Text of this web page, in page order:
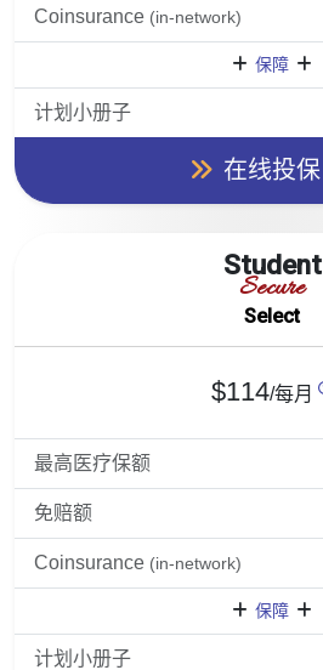
Coinsurance (in-network)
保障
计划小册子
在线投保
Student
Secure
Select
$114/每月
最高医疗保额
免赔额
Coinsurance (in-network)
保障
计划小册子